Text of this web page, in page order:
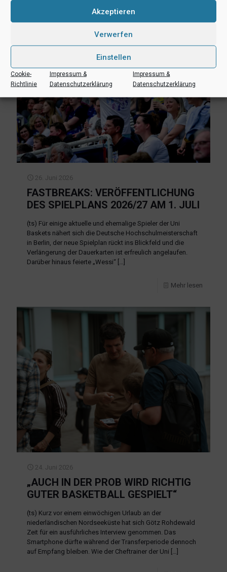
Akzeptieren
Verwerfen
Einstellen
Cookie-
Richtlinie
Impressum &
Datenschutzerklärung
Impressum &
Datenschutzerklärung
26. Juni 2026
FASTBREAKS: VERÖFFENTLICHUNG
DES SPIELPLANS 2026/27 AM 1. JULI
(ts) Für einige aktuelle und ehemalige Spieler der Uni
Baskets nähert sich die Deutsche Hochschulmeisterschaft
in Berlin, der neue Spielplan rückt ins Blickfeld und die
Verlängerung der Dauerkarten ist erfreulich angelaufen.
Darüber hinaus feierte „Wessi“ […]
Mehr lesen
24. Juni 2026
„AUCH IN DER PROB WIRD RICHTIG
GUTER BASKETBALL GESPIELT“
(ts) Kurz vor einem einwöchigen Urlaub an der
niederländischen Nordseeküste hat sich Götz Rohdewald
Zeit für ein ausführliches Interview genommen. Das
Smartphone dürfte während der Transferperiode dennoch
auf Empfang bleiben. Wie der Cheftrainer der Uni […]